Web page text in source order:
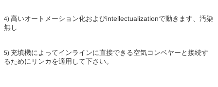
4) 高いオートメーション化およびintellectualizationで動きます、汚染
無し
5) 充填機によってインラインに直接できる空気コンベヤーと接続す
るためにリンカを適用して下さい。